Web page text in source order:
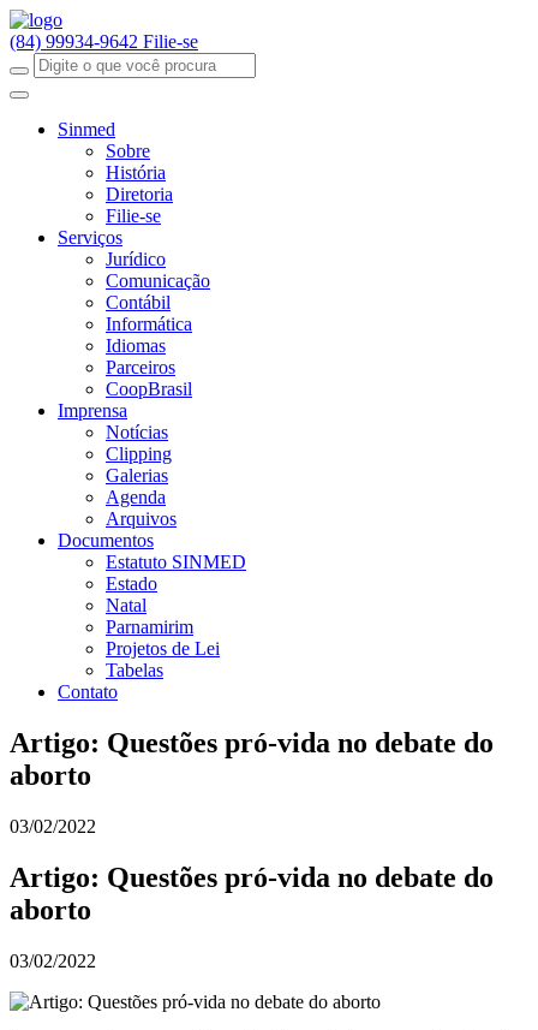
(84) 99934-9642 Filie-se
Sinmed
Sobre
História
Diretoria
Filie-se
Serviços
Jurídico
Comunicação
Contábil
Informática
Idiomas
Parceiros
CoopBrasil
Imprensa
Notícias
Clipping
Galerias
Agenda
Arquivos
Documentos
Estatuto SINMED
Estado
Natal
Parnamirim
Projetos de Lei
Tabelas
Contato
Artigo: Questões pró-vida no debate do
aborto
03/02/2022
Artigo: Questões pró-vida no debate do
aborto
03/02/2022